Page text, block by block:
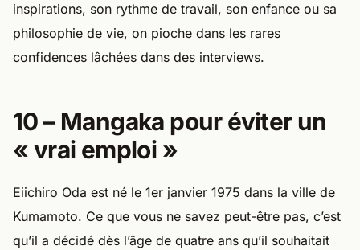
inspirations, son rythme de travail, son enfance ou sa
philosophie de vie, on pioche dans les rares
confidences lâchées dans des interviews.
10 – Mangaka pour éviter un
« vrai emploi »
Eiichiro Oda est né le 1er janvier 1975 dans la ville de
Kumamoto. Ce que vous ne savez peut-être pas, c’est
qu’il a décidé dès l’âge de quatre ans qu’il souhaitait